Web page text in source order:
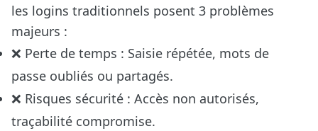
les logins traditionnels posent 3 problèmes
majeurs :
❌ Perte de temps : Saisie répétée, mots de
passe oubliés ou partagés.
❌ Risques sécurité : Accès non autorisés,
traçabilité compromise.